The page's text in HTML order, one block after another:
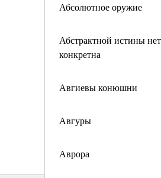
Абсолютное оружие
Абстрактной истины
конкретна
Авгиевы конюшни
Авгуры
Аврора